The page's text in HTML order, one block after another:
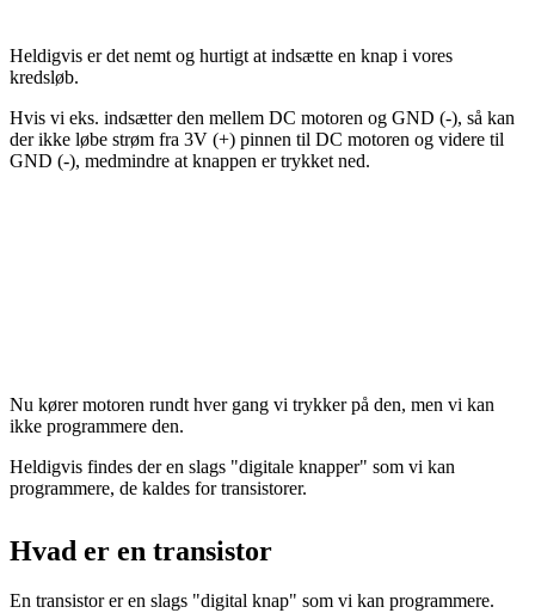
Heldigvis er det nemt og hurtigt at indsætte en knap i vores
kredsløb.
Hvis vi eks. indsætter den mellem DC motoren og GND (-), så kan
der ikke løbe strøm fra 3V (+) pinnen til DC motoren og videre til
GND (-), medmindre at knappen er trykket ned.
Nu kører motoren rundt hver gang vi trykker på den, men vi kan
ikke programmere den.
Heldigvis findes der en slags "digitale knapper" som vi kan
programmere, de kaldes for transistorer.
Hvad er en transistor
En transistor er en slags "digital knap" som vi kan programmere.